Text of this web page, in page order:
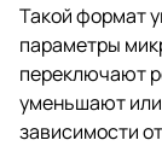
Такой формат
параметры
переключают
уменьшают или
зависимости